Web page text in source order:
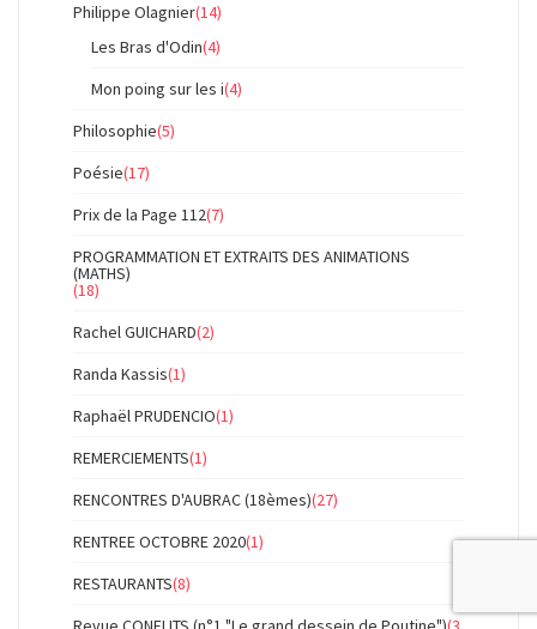
Philippe Olagnier(14)
Les Bras d'Odin(4)
Mon poing sur les i(4)
Philosophie(5)
Poésie(17)
Prix de la Page 112(7)
PROGRAMMATION ET EXTRAITS DES ANIMATIONS
(MATHS)
(18)
Rachel GUICHARD(2)
Randa Kassis(1)
Raphaël PRUDENCIO(1)
REMERCIEMENTS(1)
RENCONTRES D'AUBRAC (18èmes)(27)
RENTREE OCTOBRE 2020(1)
RESTAURANTS(8)